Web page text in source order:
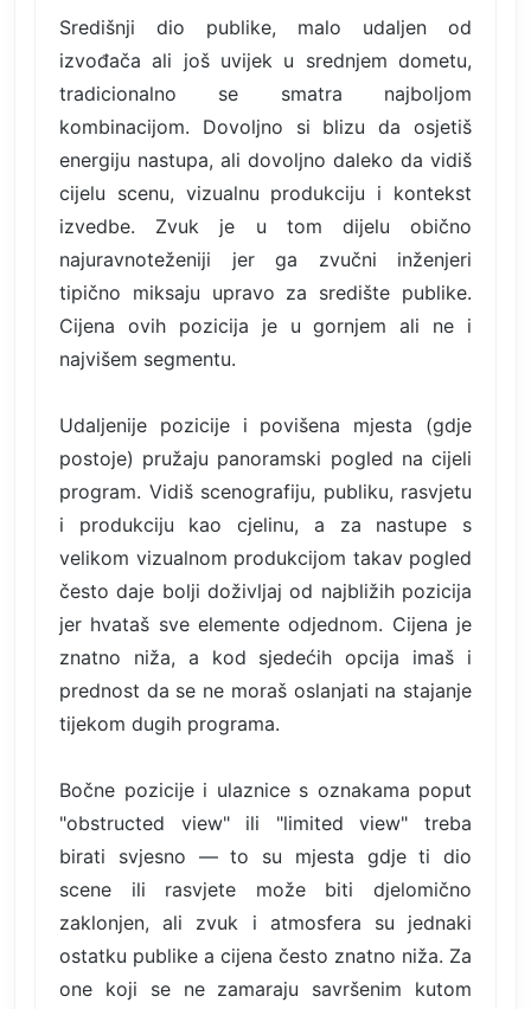
Središnji dio publike, malo udaljen od
izvođača ali još uvijek u srednjem dometu,
tradicionalno se smatra najboljom
kombinacijom. Dovoljno si blizu da osjetiš
energiju nastupa, ali dovoljno daleko da vidiš
cijelu scenu, vizualnu produkciju i kontekst
izvedbe. Zvuk je u tom dijelu obično
najuravnoteženiji jer ga zvučni inženjeri
tipično miksaju upravo za središte publike.
Cijena ovih pozicija je u gornjem ali ne i
najvišem segmentu.
Udaljenije pozicije i povišena mjesta (gdje
postoje) pružaju panoramski pogled na cijeli
program. Vidiš scenografiju, publiku, rasvjetu
i produkciju kao cjelinu, a za nastupe s
velikom vizualnom produkcijom takav pogled
često daje bolji doživljaj od najbližih pozicija
jer hvataš sve elemente odjednom. Cijena je
znatno niža, a kod sjedećih opcija imaš i
prednost da se ne moraš oslanjati na stajanje
tijekom dugih programa.
Bočne pozicije i ulaznice s oznakama poput
"obstructed view" ili "limited view" treba
birati svjesno — to su mjesta gdje ti dio
scene ili rasvjete može biti djelomično
zaklonjen, ali zvuk i atmosfera su jednaki
ostatku publike a cijena često znatno niža. Za
one koji se ne zamaraju savršenim kutom